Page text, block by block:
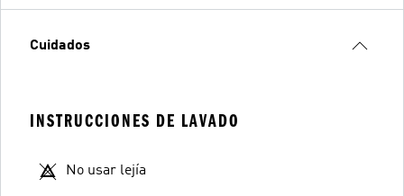
Cuidados
INSTRUCCIONES DE LAVADO
No usar lejía